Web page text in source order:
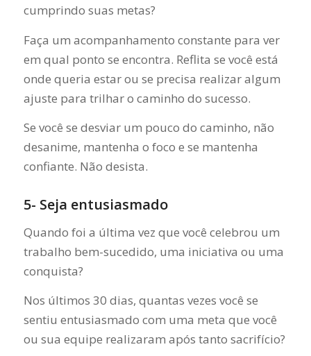
cumprindo suas metas?
Faça um acompanhamento constante para ver
em qual ponto se encontra. Reflita se você está
onde queria estar ou se precisa realizar algum
ajuste para trilhar o caminho do sucesso.
Se você se desviar um pouco do caminho, não
desanime, mantenha o foco e se mantenha
confiante. Não desista.
5- Seja entusiasmado
Quando foi a última vez que você celebrou um
trabalho bem-sucedido, uma iniciativa ou uma
conquista?
Nos últimos 30 dias, quantas vezes você se
sentiu entusiasmado com uma meta que você
ou sua equipe realizaram após tanto sacrifício?